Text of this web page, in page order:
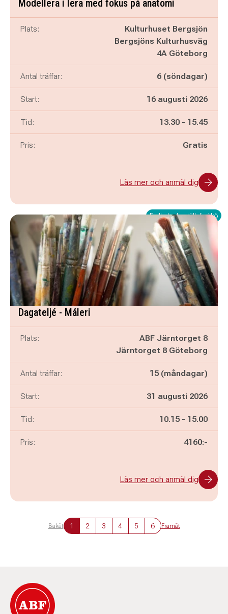
Modellera i lera med fokus på anatomi
Plats:
Kulturhuset Bergsjön
Bergsjöns Kulturhusväg
4A Göteborg
Antal träffar: 6 (söndagar)
Start: 16 augusti 2026
Tid: Pågår mellan
13.30 - och
15.45
Pris: Gratis
Läs mer och anmäl dig
Fullbokad - ställ dig i kö
Dagateljé - Måleri
Plats:
ABF Järntorget 8
Järntorget 8 Göteborg
Antal träffar: 15 (måndagar)
Start: 31 augusti 2026
Tid: Pågår mellan
10.15 - och
15.00
Pris: 4160:-
Läs mer och anmäl dig
Bakåt 1 2 3 4 5 6 Framåt